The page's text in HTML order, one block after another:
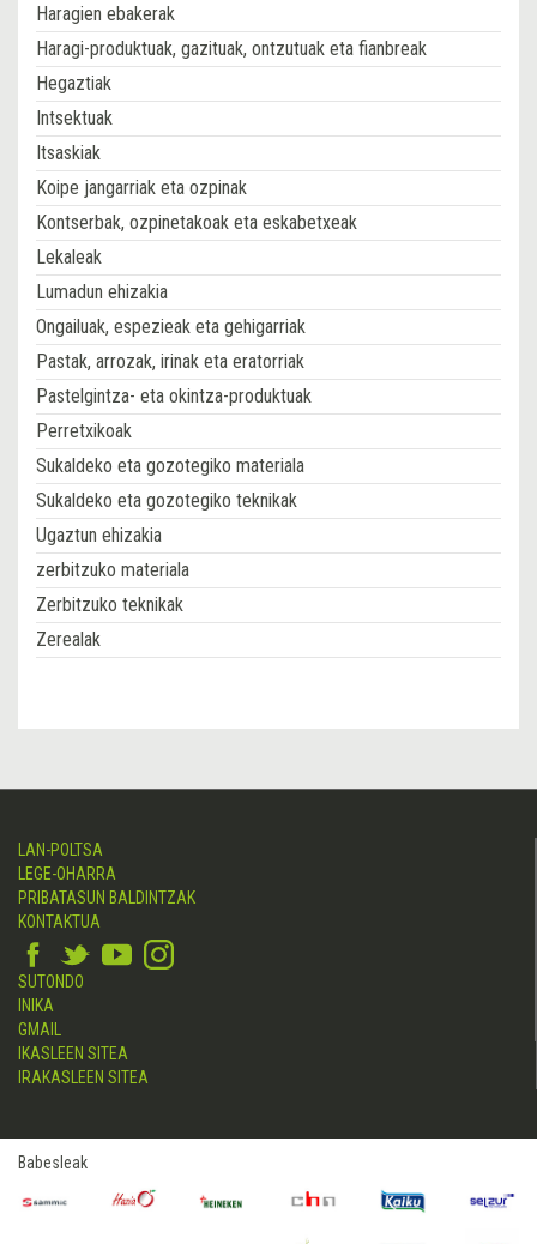
Haragien ebakerak
Haragi-produktuak, gazituak, ontzutuak eta fianbreak
Hegaztiak
Intsektuak
Itsaskiak
Koipe jangarriak eta ozpinak
Kontserbak, ozpinetakoak eta eskabetxeak
Lekaleak
Lumadun ehizakia
Ongailuak, espezieak eta gehigarriak
Pastak, arrozak, irinak eta eratorriak
Pastelgintza- eta okintza-produktuak
Perretxikoak
Sukaldeko eta gozotegiko materiala
Sukaldeko eta gozotegiko teknikak
Ugaztun ehizakia
zerbitzuko materiala
Zerbitzuko teknikak
Zerealak
LAN-POLTSA
LEGE-OHARRA
PRIBATASUN BALDINTZAK
KONTAKTUA
SUTONDO
INIKA
GMAIL
IKASLEEN SITEA
IRAKASLEEN SITEA
Babesleak